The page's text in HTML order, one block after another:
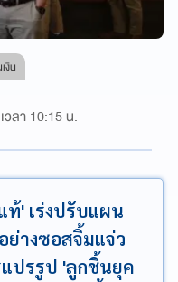
งิน
ลา 10:15 น.
ท้' เร่งปรับแผน
ย่างซอสจิ้มแจ่ว
ปรรูป 'ลูกชิ้นยุค